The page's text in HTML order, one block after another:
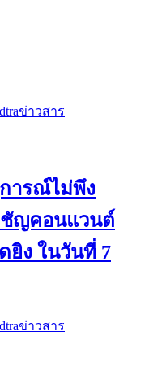
ข่าวสาร
ารณ์ไม่พึง
ชัญคอนแวนต์
ง ในวันที่ 7
ข่าวสาร